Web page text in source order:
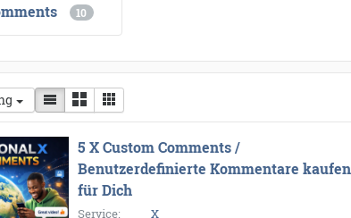
10
5 X Custom Comments /
Benutzerdefinierte Kommentare kaufen
für Dich
Service:
X